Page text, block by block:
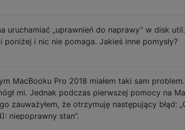
uruchamiać „uprawnień do naprawy” w disk
i nic nie pomaga. Jakieś inne pomysły?
MacBooku Pro 2018 miałem taki sam
mi. Jednak podczas pierwszej pomocy na
zauważyłem, że otrzymuję następujący błąd:
niepoprawny stan”.